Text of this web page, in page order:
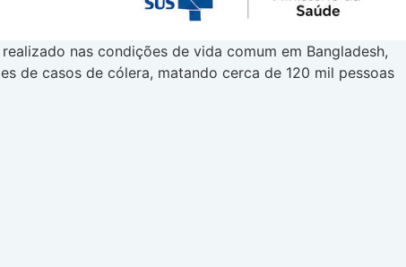
nas condições de vida comum em Bangladesh,
de casos de cólera, matando cerca de 120 mil pessoas